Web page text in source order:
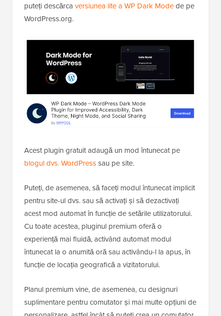
puteți descărca versiunea lite a WP Dark Modede pe
WordPress.org.
Acest plugin gratuit adaugă un mod întunecat pe
blogul dvs. WordPresssau pe site.
Puteți, de asemenea, să faceți modul întunecat implicit
pentru site-ul dvs. sau să activați și să dezactivați
acest mod automat în funcție de setările utilizatorului.
Cu toate acestea, pluginul premium oferă o
experiență mai fluidă, activând automat modul
întunecat la o anumită oră sau activându-l la apus, în
funcție de locația geografică a vizitatorului.
Planul premium vine, de asemenea, cu designuri
suplimentare pentru comutator și mai multe opțiuni de